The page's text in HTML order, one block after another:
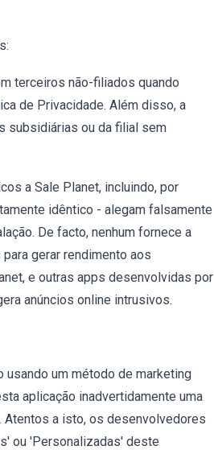
terceiros não-filiados quando
de Privacidade. Além disso, a
subsidiárias ou da filial sem
a Sale Planet, incluindo, por
idêntico - alegam falsamente
De facto, nenhum fornece a
gerar rendimento aos
e outras apps desenvolvidas por
anúncios online intrusivos.
um método de marketing
aplicação inadvertidamente uma
a isto, os desenvolvedores
ou 'Personalizadas' deste